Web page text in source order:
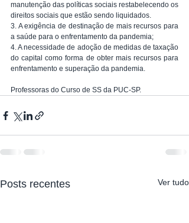
manutenção das políticas sociais restabelecendo os
direitos sociais que estão sendo liquidados.
3. A exigência de destinação de mais recursos para
a saúde para o enfrentamento da pandemia;
4. A necessidade de adoção de medidas de taxação
do capital como forma de obter mais recursos para
enfrentamento e superação da pandemia.
Professoras do Curso de SS da PUC-SP.
Posts recentes Ver tudo